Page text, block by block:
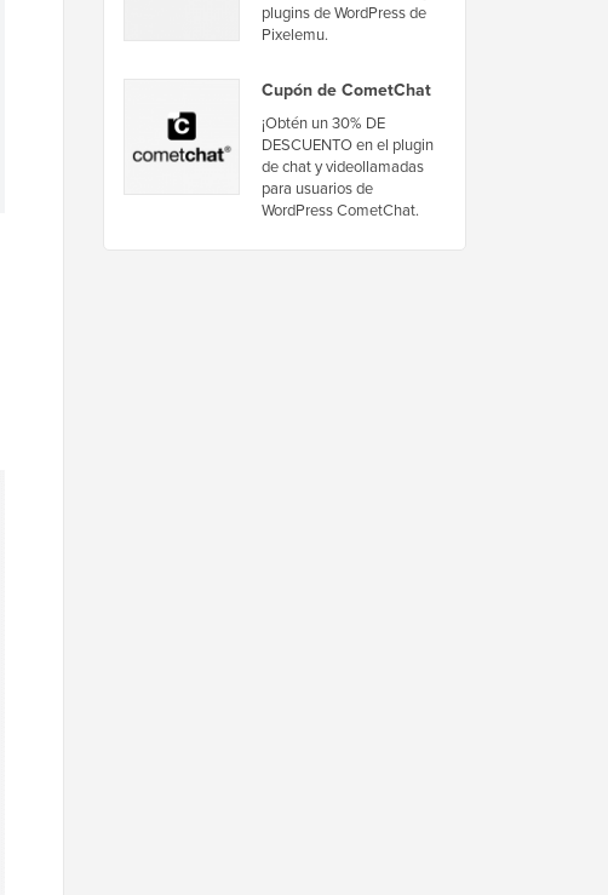
plugins de WordPress de
Pixelemu.
Cupón de CometChat
¡Obtén un 30% DE
DESCUENTO en el plugin
de chat y videollamadas
para usuarios de
WordPress CometChat.